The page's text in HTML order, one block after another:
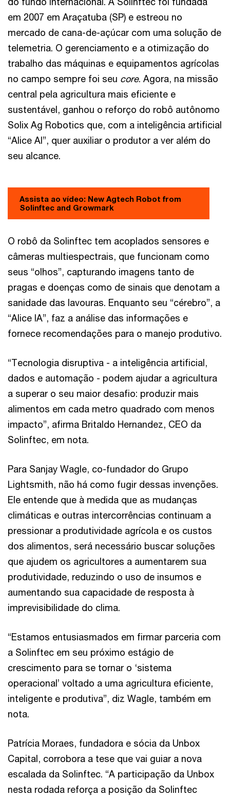
em 2007 em Araçatuba (SP) e estreou no
mercado de cana-de-açúcar com uma solução de
telemetria. O gerenciamento e a otimização do
trabalho das máquinas e equipamentos agrícolas
no campo sempre foi seu core. Agora, na missão
central pela agricultura mais eficiente e
sustentável, ganhou o reforço do robô autônomo
Solix Ag Robotics que, com a inteligência artificial
“Alice AI”, quer auxiliar o produtor a ver além do
seu alcance.
Assista ao vídeo: New Agtech Robot from
Solinftec and Growmark
O robô da Solinftec tem acoplados sensores e
câmeras multiespectrais, que funcionam como
seus “olhos”, capturando imagens tanto de
pragas e doenças como de sinais que denotam a
sanidade das lavouras. Enquanto seu “cérebro”, a
“Alice IA”, faz a análise das informações e
fornece recomendações para o manejo produtivo.
“Tecnologia disruptiva - a inteligência artificial,
dados e automação - podem ajudar a agricultura
a superar o seu maior desafio: produzir mais
alimentos em cada metro quadrado com menos
impacto”, afirma Britaldo Hernandez, CEO da
Solinftec, em nota.
Para Sanjay Wagle, co-fundador do Grupo
Lightsmith, não há como fugir dessas invenções.
Ele entende que à medida que as mudanças
climáticas e outras intercorrências continuam a
pressionar a produtividade agrícola e os custos
dos alimentos, será necessário buscar soluções
que ajudem os agricultores a aumentarem sua
produtividade, reduzindo o uso de insumos e
aumentando sua capacidade de resposta à
imprevisibilidade do clima.
“Estamos entusiasmados em firmar parceria com
a Solinftec em seu próximo estágio de
crescimento para se tornar o ‘sistema
operacional’ voltado a uma agricultura eficiente,
inteligente e produtiva”, diz Wagle, também em
nota.
Patrícia Moraes, fundadora e sócia da Unbox
Capital, corrobora a tese que vai guiar a nova
escalada da Solinftec. “A participação da Unbox
nesta rodada reforça a posição da Solinftec